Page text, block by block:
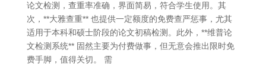
论文检测，查重率准确，界面简易，符合学生使用。其
次，**大雅查重** 也提供一定额度的免费查严惩事，尤其
适用于本科和硕士阶段的论文初稿检测。此外，**维普论
文检测系统** 固然主要为付费做事，但无意会推出限时免
费手脚，值得关切。 需